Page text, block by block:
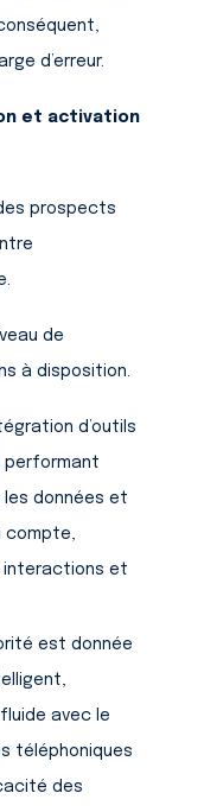
d’erreur.
et activation
prospects
de
à disposition.
d’outils
performant
données et
interactions et
est donnée
avec le
téléphoniques
des